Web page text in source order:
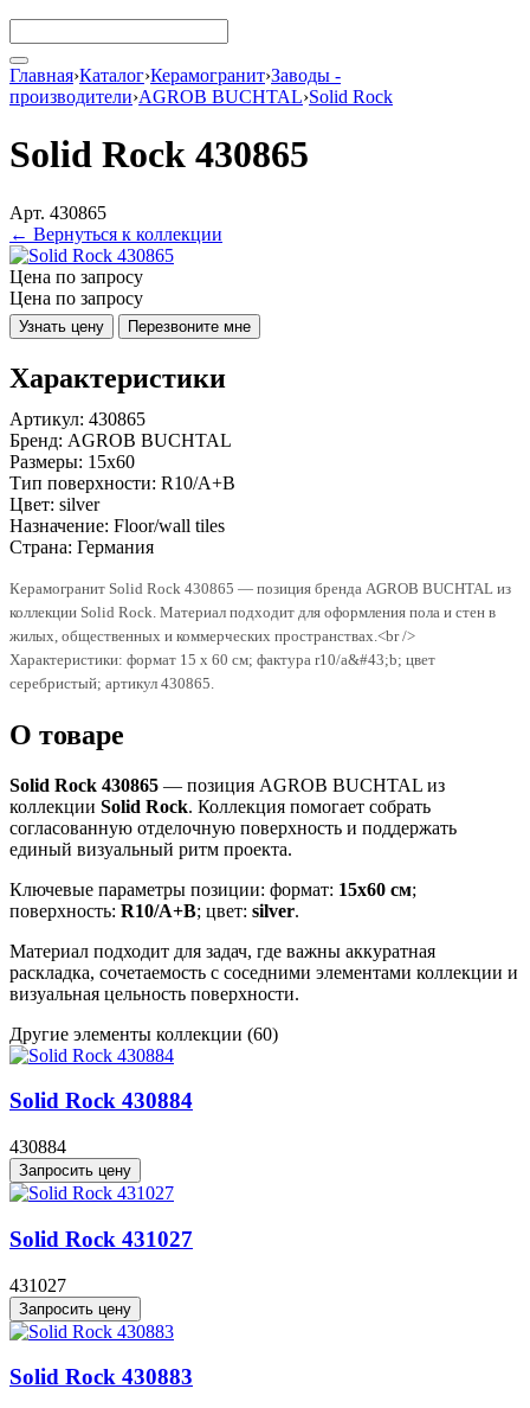
Главная›Каталог›Керамогранит›Заводы -
производители›AGROB BUCHTAL›Solid Rock
Solid Rock 430865
Арт. 430865
← Вернуться к коллекции
Цена по запросу
Цена по запросу
Узнать цену Перезвоните мне
Характеристики
Артикул: 430865
Бренд: AGROB BUCHTAL
Размеры: 15x60
Тип поверхности: R10/A+B
Цвет: silver
Назначение: Floor/wall tiles
Страна: Германия
Керамогранит Solid Rock 430865 — позиция бренда AGROB BUCHTAL из
коллекции Solid Rock. Материал подходит для оформления пола и стен в
жилых, общественных и коммерческих пространствах.<br />
Характеристики: формат 15 x 60 см; фактура r10/a&#43;b; цвет
серебристый; артикул 430865.
О товаре
Solid Rock 430865 — позиция AGROB BUCHTAL из
коллекции Solid Rock. Коллекция помогает собрать
согласованную отделочную поверхность и поддержать
единый визуальный ритм проекта.
Ключевые параметры позиции: формат: 15x60 см;
поверхность: R10/A+B; цвет: silver.
Материал подходит для задач, где важны аккуратная
раскладка, сочетаемость с соседними элементами коллекции и
визуальная цельность поверхности.
Другие элементы коллекции (60)
Solid Rock 430884
430884
Запросить цену
Solid Rock 431027
431027
Запросить цену
Solid Rock 430883